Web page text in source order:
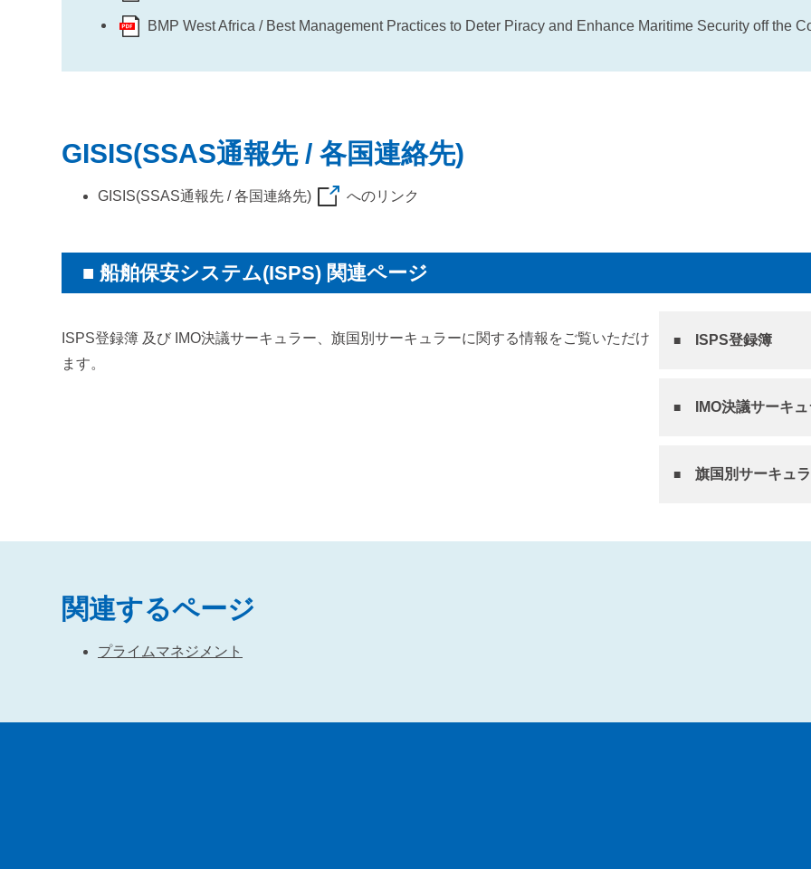
BMP West Africa / Best Management Practices to Deter Piracy and Enhance Maritime Security off the
GISIS(SSAS通報先 / 各国連絡先)
GISIS(SSAS通報先 / 各国連絡先) へのリンク
船舶保安システム(ISPS) 関連ページ
ISPS登録簿 及び IMO決議サーキュラー、旗国別サーキュラーに関する情報をご覧いただけ
ます。
ISPS登録簿
IMO決議サーキ
旗国別サーキュ
関連するページ
プライムマネジメント